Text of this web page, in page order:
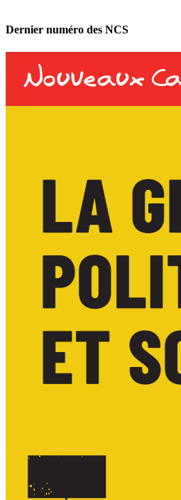
Dernier numéro des NCS